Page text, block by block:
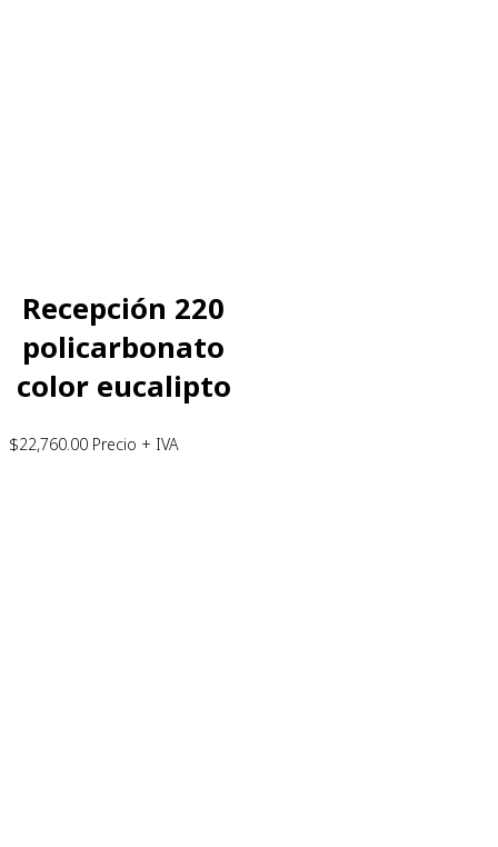
Recepción 220
policarbonato
color eucalipto
$22,760.00 Precio + IVA